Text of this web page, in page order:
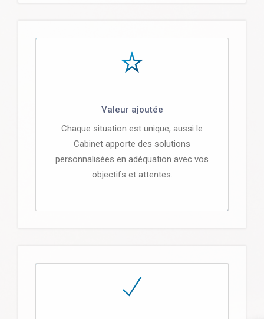
Valeur ajoutée
Chaque situation est unique, aussi le
Cabinet apporte des solutions
personnalisées en adéquation avec vos
objectifs et attentes.